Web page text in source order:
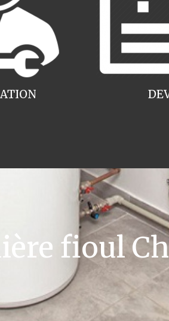
fioul